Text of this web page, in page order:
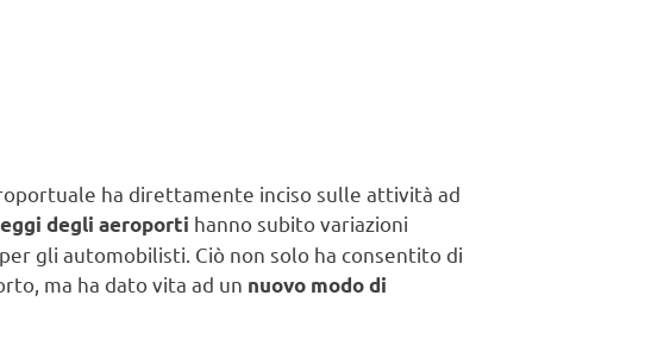
ha direttamente inciso sulle attività ad
degli aeroporti hanno subito variazioni
gli automobilisti. Ciò non solo ha consentito di
ma ha dato vita ad un nuovo modo di